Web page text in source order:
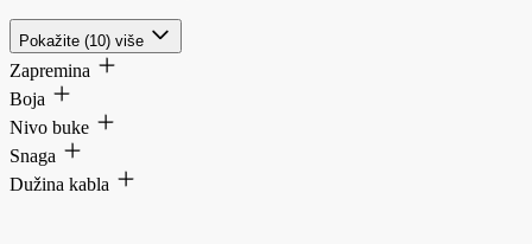
Pokažite (10) više
Zapremina
Boja
Nivo buke
Snaga
Dužina kabla